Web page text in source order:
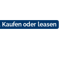
Kaufen oder leasen